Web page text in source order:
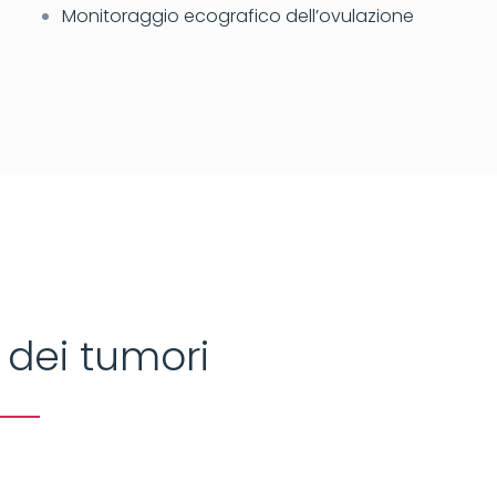
Monitoraggio ecografico dell’ovulazione
dei tumori